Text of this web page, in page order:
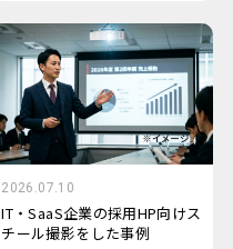
2026.07.10
IT・SaaS企業の採用HP向けス
チール撮影をした事例